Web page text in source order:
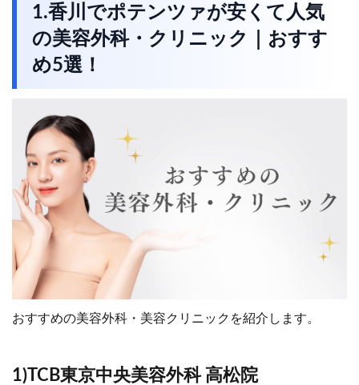
1.香川でポテンツァが安くて人気
の美容外科・クリニック｜おすす
め5選！
おすすめの美容外科・美容クリニックを紹介します。
1)TCB東京中央美容外科 高松院